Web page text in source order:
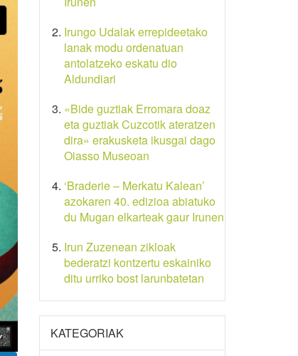
Irungo Udalak errepideetako
lanak modu ordenatuan
antolatzeko eskatu dio
Aldundiari
«Bide guztiak Erromara doaz
eta guztiak Cuzcotik ateratzen
dira» erakusketa ikusgai dago
Oiasso Museoan
‘Braderie – Merkatu Kalean’
azokaren 40. edizioa abiatuko
du Mugan elkarteak gaur Irunen
Irun Zuzenean zikloak
bederatzi kontzertu eskainiko
ditu urriko bost larunbatetan
KATEGORIAK